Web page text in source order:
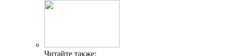
Читайте также: